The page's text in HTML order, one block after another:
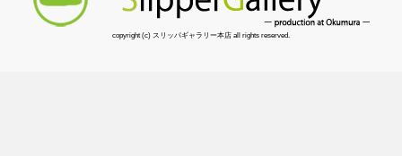
copyright (c) スリッパギャラリー本店 all rights reserved.